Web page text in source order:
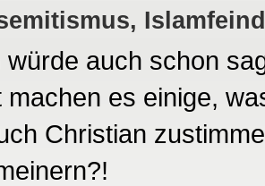
würde auch schon
machen es einige,
Christian